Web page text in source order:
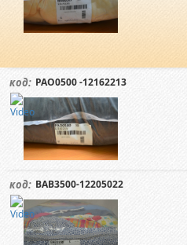
код: PAO0500 -12162213
код: BAB3500-12205022